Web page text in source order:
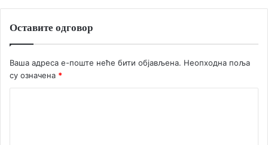
Оставите одговор
Ваша адреса е-поште неће бити објављена. Неопходна поља
су означена *